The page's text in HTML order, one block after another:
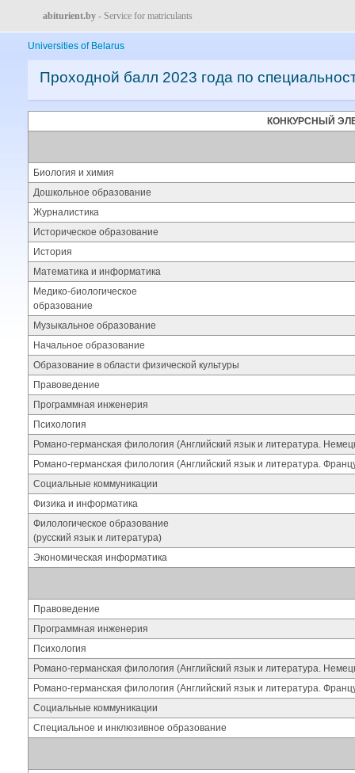
abiturient.by - Service for matriculants
Universities of Belarus
Проходной балл 2023 года по
КОНКУРСНЫЙ
Биология и химия
Дошкольное образование
Журналистика
Историческое образование
История
Математика и информатика
Медико-биологическое
образование
Музыкальное образование
Начальное образование
Образование в области физической культуры
Правоведение
Программная инженерия
Психология
Романо-германская филология (Английский язык и литература.
Романо-германская филология (Английский язык и литература.
Социальные коммуникации
Физика и информатика
Филологическое образование
(русский язык и литература)
Экономическая информатика
Правоведение
Программная инженерия
Психология
Романо-германская филология (Английский язык и литература.
Романо-германская филология (Английский язык и литература.
Социальные коммуникации
Специальное и инклюзивное образование